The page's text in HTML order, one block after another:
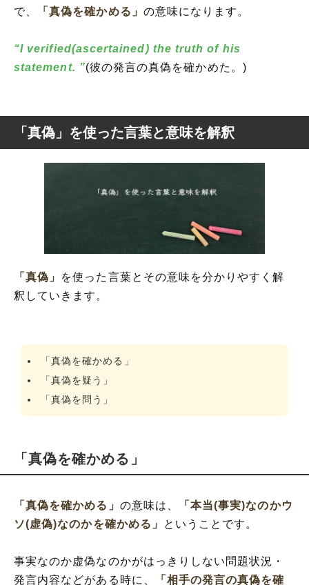
で、
「真偽を確かめる」 の意味になります。
“I verified(ascertained) the truth of his
statement. ”(彼の発言の真偽を確かめた。)
「真偽」を使った言葉と意味を解釈
「真偽」
を使った言葉とその意味を分かりやすく解
釈していきます。
「真偽を確かめる」
「真偽を疑う」
「真偽を問う」
「真偽を確かめる」
「真偽を確かめる」 の意味は、
「本当(事実)なのかウ
ソ(虚偽)なのかを確かめる」
ということです。
事実なのか虚偽なのかがはっきりしない問題状況・
発言内容などがある時に、
「相手の発言の真偽を確